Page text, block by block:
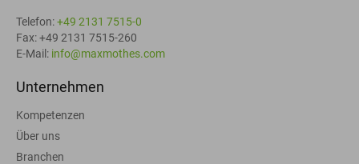
Telefon:+49 2131 7515-0
Fax: +49 2131 7515-260
E-Mail: info@maxmothes.com
Unternehmen
Kompetenzen
Über uns
Branchen